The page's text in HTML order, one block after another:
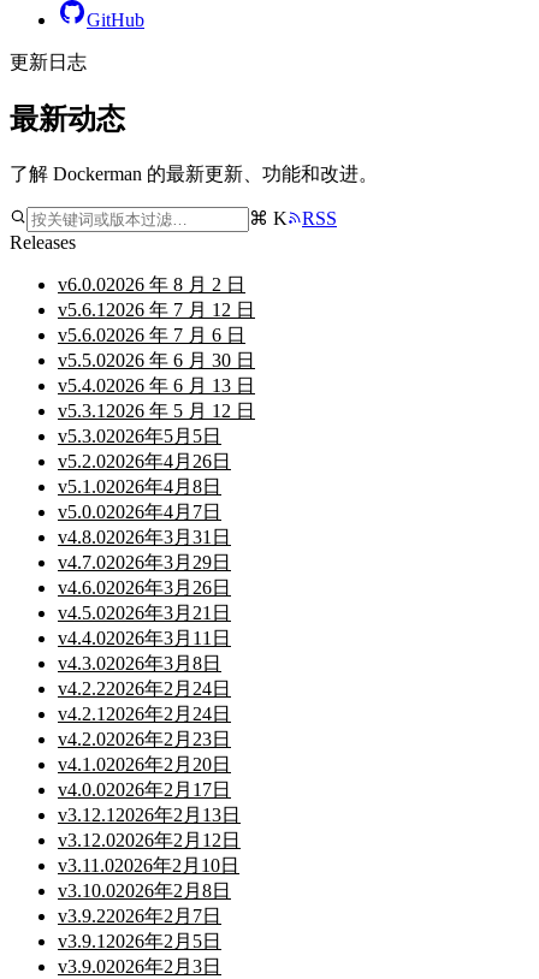
GitHub
更新日志
最新动态
了解 Dockerman 的最新更新、功能和改进。
⌘ K
RSS
Releases
v6.0.02026 年 8 月 2 日
v5.6.1 2026 年 7 月 12 日
v5.6.02026 年 7 月 6 日
v5.5.02026 年 6 月 30 日
v5.4.02026 年 6 月 13 日
v5.3.1 2026 年 5 月 12 日
v5.3.02026年5月5日
v5.2.02026年4月26日
v5.1.02026年4月8日
v5.0.02026年4月7日
v4.8.02026年3月31日
v4.7.02026年3月29日
v4.6.02026年3月26日
v4.5.02026年3月21日
v4.4.02026年3月11日
v4.3.02026年3月8日
v4.2.22026年2月24日
v4.2.1 2026年2月24日
v4.2.02026年2月23日
v4.1.02026年2月20日
v4.0.02026年2月17日
v3.12.1 2026年2月13日
v3.12.02026年2月12日
v3.11.02026年2月10日
v3.10.02026年2月8日
v3.9.22026年2月7日
v3.9.1 2026年2月5日
v3.9.02026年2月3日